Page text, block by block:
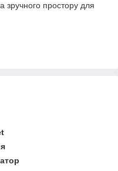
зручного простору для